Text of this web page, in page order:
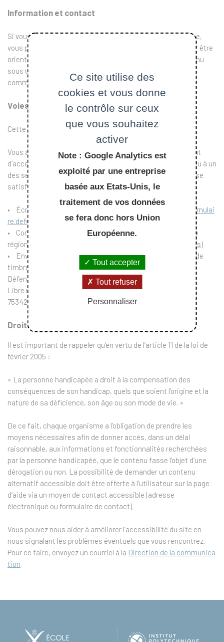
Information et contact
Si vous n’arrivez pas à accéder à un contenu ou à un service,
vous pouvez contacter le responsable du site internet pour être
orienté vers une alternative accessible ou obtenir le contenu
sous une autre forme. Contactez la Direction de la
communication via notreformulaire de contact
Voies de recours
Cette procédure est à utiliser dans le cas suivant :
Vous avez signalé au responsable du site internet un défaut
d’accessibilité qui vous empêche d’accéder à un contenu ou à un
des services du portail et vous n’avez pas obtenu de réponse
satisfaisante.
• Écrire un message au Défenseur des droits (
https://formulai
re.defenseurdesdroits.fr/)
• Contacter le délégué du Défenseur des droits dans votre
région (
https://www.defenseurdesdroits.fr/saisir/delegues)
• Envoyer un courrier par la poste (gratuit, ne pas mettre de
timbre)
Défenseur des droits
Libre réponse 71120
75342 Paris CEDEX 07
Droit à la compensation
Il est important de rappeler qu’en vertu de l’article 11 de la loi de
février 2005 :
« La personne handicapée a droit à la compensation des
conséquences de son handicap, quels que soient l’origine et la
nature de sa déficience, son âge ou son mode de vie. »
De ce fait, chaque organisme a l’obligation de prendre les
moyens nécessaires afin de donner accès, dans un délai
raisonnable, aux informations et fonctionnalités recherchées
par la personne handicapée, que le contenu fasse l’objet d’une
dérogation ou non. La possibilité de demander un contenu
alternatif accessible doit être offerte à l’utilisateur sur la page
d’aide via un moyen de contact accessible (adresse
électronique ou formulaire de contact).
Vous pouvez nous aider à améliorer l’accessibilité du site en
nous signalant les problèmes éventuels que vous rencontrez.
Pour ce faire, envoyez un courriel à la Direction de la communica
tion.
Ce site utilise des
cookies et vous donne
le contrôle sur ceux
que vous souhaitez
activer
Note : Google Analytics est
exploité par une entreprise
basée aux Etats-Unis, le
traitement de vos données
se fera donc hors Union
Européenne.
Tout accepter
Tout refuser
Personnaliser